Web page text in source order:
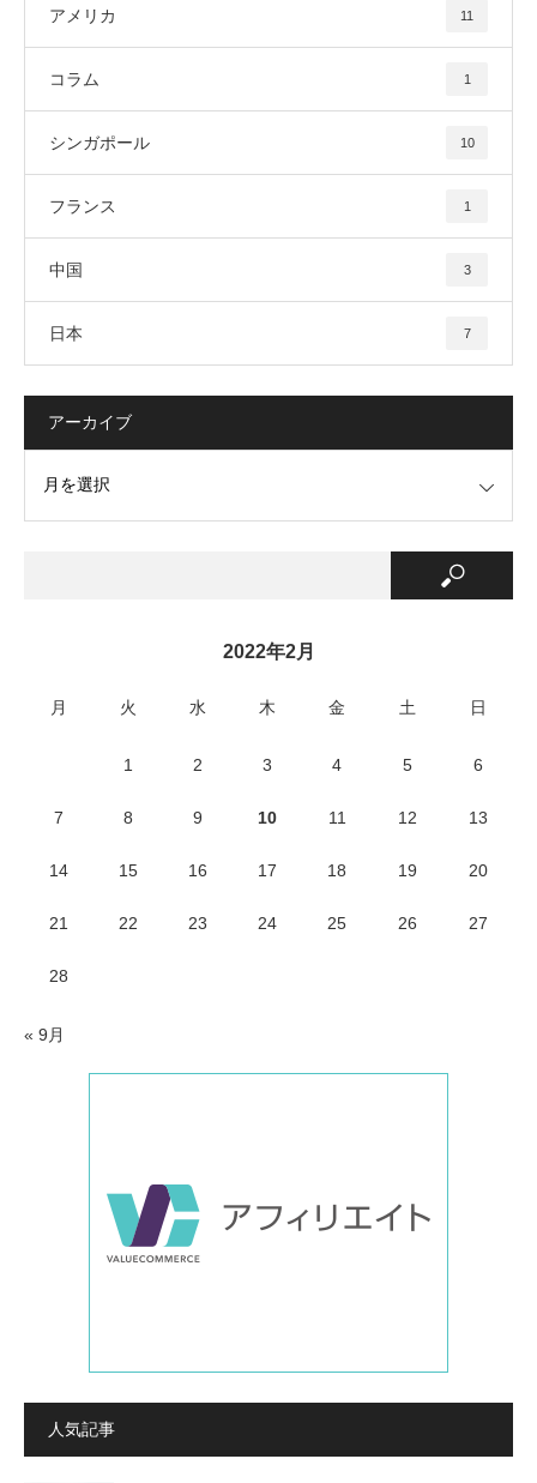
アメリカ 11
コラム 1
シンガポール 10
フランス 1
中国 3
日本 7
アーカイブ
2022年2月
月 火 水 木 金 土 日
1 2 3 4 5 6
7 8 9 10 11 12 13
14 15 16 17 18 19 20
21 22 23 24 25 26 27
28
« 9月
人気記事